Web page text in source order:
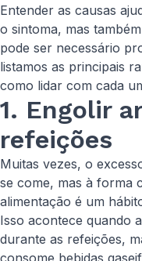
Entender as causas
o sintoma, mas
pode ser necessário
listamos as principais
como lidar com cada
1. Engolir
refeições
Muitas vezes, o
se come, mas à forma
alimentação é um
Isso acontece quando
durante as refeições,
consome bebidas